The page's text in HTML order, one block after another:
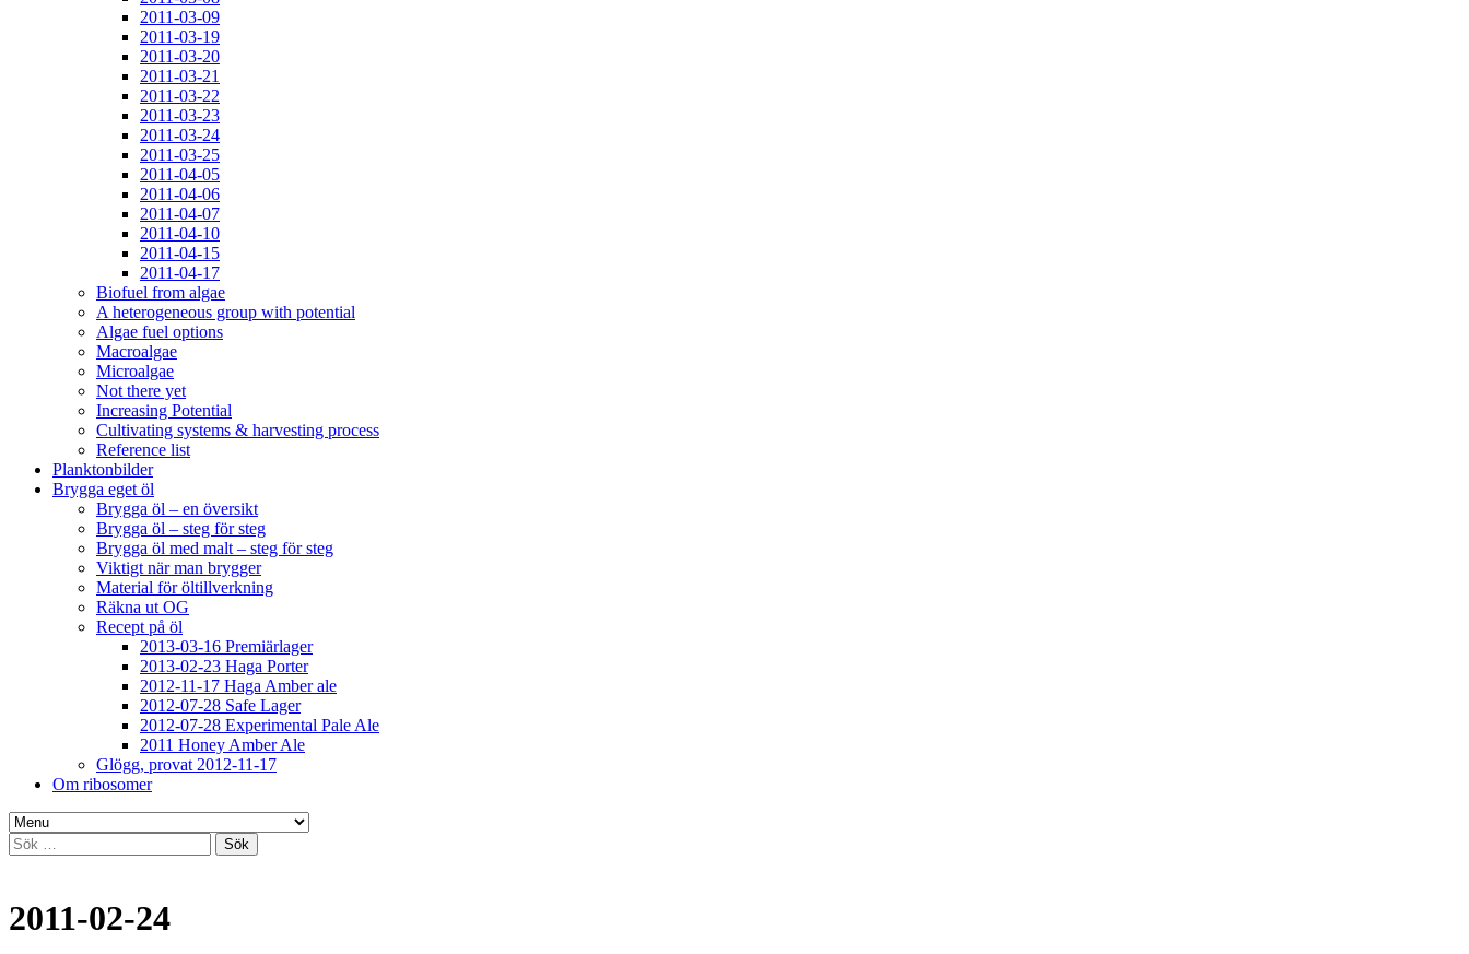
2011-03-09
2011-03-19
2011-03-20
2011-03-21
2011-03-22
2011-03-23
2011-03-24
2011-03-25
2011-04-05
2011-04-06
2011-04-07
2011-04-10
2011-04-15
2011-04-17
Biofuel from algae
A heterogeneous group with potential
Algae fuel options
Macroalgae
Microalgae
Not there yet
Increasing Potential
Cultivating systems & harvesting process
Reference list
Planktonbilder
Brygga eget öl
Brygga öl – en översikt
Brygga öl – steg för steg
Brygga öl med malt – steg för steg
Viktigt när man brygger
Material för öltillverkning
Räkna ut OG
Recept på öl
2013-03-16 Premiärlager
2013-02-23 Haga Porter
2012-11-17 Haga Amber ale
2012-07-28 Safe Lager
2012-07-28 Experimental Pale Ale
2011 Honey Amber Ale
Glögg, provat 2012-11-17
Om ribosomer
Sök
efter:
2011-02-24